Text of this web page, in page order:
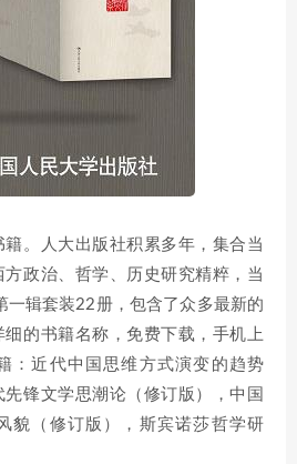
。人大出版社积累多年，集合当
政治、哲学、历史研究精粹，当
一辑套装22册，包含了众多最新的
的书籍名称，免费下载，手机上
：近代中国思维方式演变的趋势
先锋文学思潮论（修订版），中国
貌（修订版），斯宾诺莎哲学研